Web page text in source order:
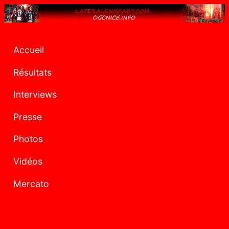
Accueil
Résultats
Interviews
Presse
Photos
Vidéos
Mercato